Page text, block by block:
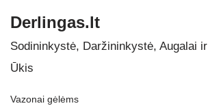
Skip
to
Derlingas.lt
Sodininkystė, Daržininkystė, Augalai ir
Ūkis
Vazonai gėlėms